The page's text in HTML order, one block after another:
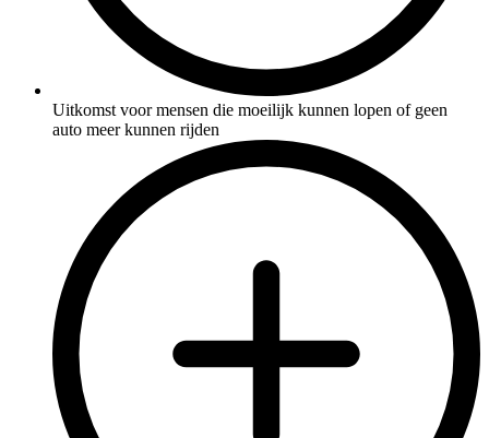
Uitkomst voor mensen die moeilijk kunnen lopen of geen
auto meer kunnen rijden